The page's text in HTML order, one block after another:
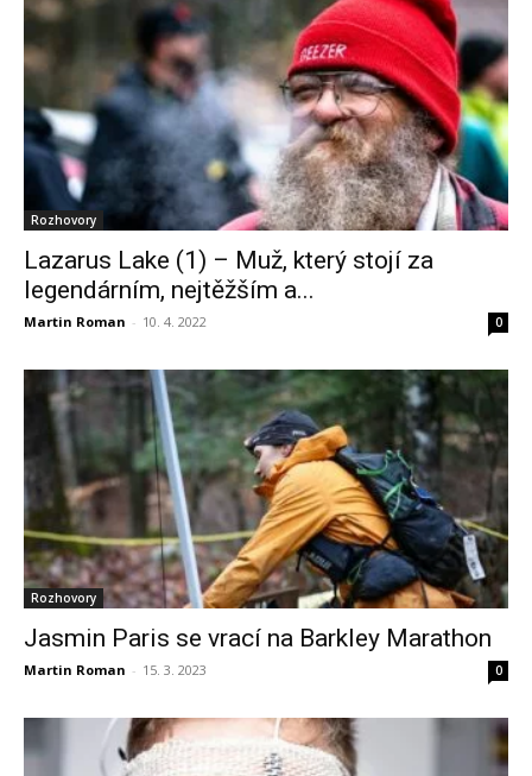
Rozhovory
Lazarus Lake (1) – Muž, který stojí za
legendárním, nejtěžším a...
Martin Roman - 10. 4. 2022 0
Rozhovory
Jasmin Paris se vrací na Barkley Marathon
Martin Roman - 15. 3. 2023 0